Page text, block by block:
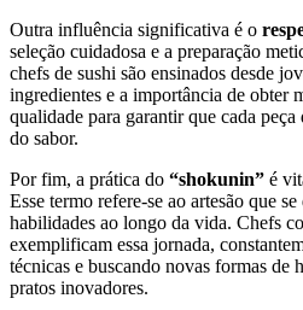
Outra influência significativa é o
seleção cuidadosa e a preparação
chefs de sushi são ensinados desde
ingredientes e a importância de obter
qualidade para garantir que cada peça
do sabor.
Por fim, a prática do “shokunin” é
Esse termo refere-se ao artesão que
habilidades ao longo da vida. Chefs
exemplificam essa jornada,
técnicas e buscando novas formas de
pratos inovadores.